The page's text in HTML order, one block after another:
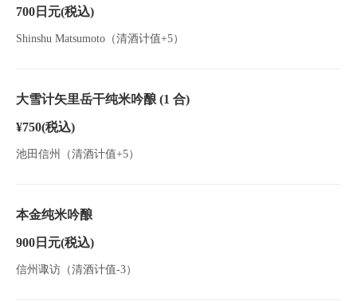
700日元(税込)
Shinshu Matsumoto（清酒计值+5）
大雪计矢里岳干纯米吟酿 (1 合)
¥750(税込)
池田信州（清酒计值+5）
本金纯米吟酿
900日元(税込)
信州诹访（清酒计值-3）